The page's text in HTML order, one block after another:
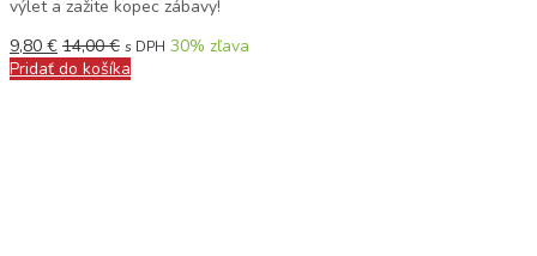
výlet a zažite kopec zábavy!
9,80 € 14,00€ s DPH 30% zľava
Pridať do košíka